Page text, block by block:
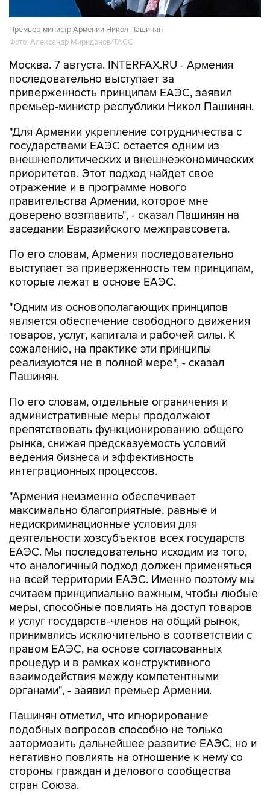
Премьер-министр Армении Никол Пашинян
Фото: Александр Миридонов/ТАСС
Москва. 7 августа. INTERFAX.RU - Армения
последовательно выступает за
приверженность принципам ЕАЭС, заявил
премьер-министр республики Никол Пашинян.
"Для Армении укрепление сотрудничества с
государствами ЕАЭС остается одним из
внешнеполитических и внешнеэкономических
приоритетов. Этот подход найдет свое
отражение и в программе нового
правительства Армении, которое мне
доверено возглавить", - сказал Пашинян на
заседании Евразийского межправсовета.
По его словам, Армения последовательно
выступает за приверженность тем принципам,
которые лежат в основе ЕАЭС.
"Одним из основополагающих принципов
является обеспечение свободного движения
товаров, услуг, капитала и рабочей силы. К
сожалению, на практике эти принципы
реализуются не в полной мере", - сказал
Пашинян.
По его словам, отдельные ограничения и
административные меры продолжают
препятствовать функционированию общего
рынка, снижая предсказуемость условий
ведения бизнеса и эффективность
интеграционных процессов.
"Армения неизменно обеспечивает
максимально благоприятные, равные и
недискриминационные условия для
деятельности хозсубъектов всех государств
ЕАЭС. Мы последовательно исходим из того,
что аналогичный подход должен применяться
на всей территории ЕАЭС. Именно поэтому мы
считаем принципиально важным, чтобы любые
меры, способные повлиять на доступ товаров
и услуг государств-членов на общий рынок,
принимались исключительно в соответствии с
правом ЕАЭС, на основе согласованных
процедур и в рамках конструктивного
взаимодействия между компетентными
органами", - заявил премьер Армении.
Пашинян отметил, что игнорирование
подобных вопросов способно не только
затормозить дальнейшее развитие ЕАЭС, но и
негативно повлиять на отношение к нему со
стороны граждан и делового сообщества
стран Союза.